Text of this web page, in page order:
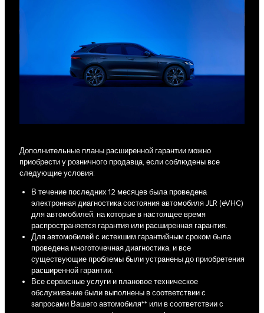
Дополнительные планы расширенной гарантии можно
приобрести у розничного продавца, если соблюдены все
следующие условия:
В течение последних 12 месяцев была проведена
электронная диагностика состояния автомобиля JLR (eVHC)
для автомобилей, на которые в настоящее время
распространяется гарантия или расширенная гарантия.
Для автомобилей с истекшим гарантийным сроком была
проведена многоточечная диагностика, и все
существующие проблемы были устранены до приобретения
расширенной гарантии.
Все сервисные услуги и плановое техническое
обслуживание были выполнены в соответствии с
запросами Вашего автомобиля** или в соответствии с